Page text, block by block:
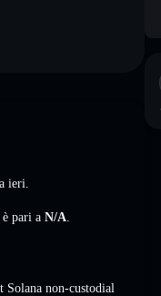
ieri.
pari a N/A
non-custodial